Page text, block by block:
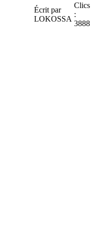
Écrit par
LOKOSSA
Clics
:
3888